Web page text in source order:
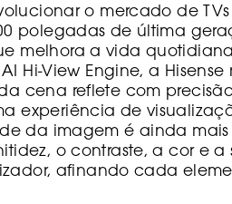
o mercado de
polegadas de última
melhora a vida
Hi-View Engine, a
cena reflete com
experiência de
da imagem é ainda
o contraste, a cor e
afinando cada